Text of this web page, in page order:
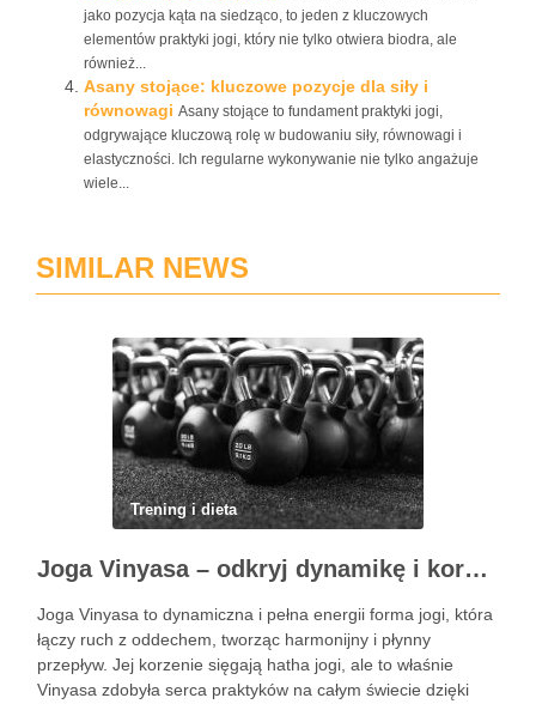
jako pozycja kąta na siedząco, to jeden z kluczowych
elementów praktyki jogi, który nie tylko otwiera biodra, ale
również...
Asany stojące: kluczowe pozycje dla siły i
równowagi Asany stojące to fundament praktyki jogi,
odgrywające kluczową rolę w budowaniu siły, równowagi i
elastyczności. Ich regularne wykonywanie nie tylko angażuje
wiele...
SIMILAR NEWS
Trening i dieta
Joga Vinyasa – odkryj dynamikę i korzyści tej praktyki
Joga Vinyasa to dynamiczna i pełna energii forma jogi, która
łączy ruch z oddechem, tworząc harmonijny i płynny
przepływ. Jej korzenie sięgają hatha jogi, ale to właśnie
Vinyasa zdobyła serca praktyków na całym świecie dzięki